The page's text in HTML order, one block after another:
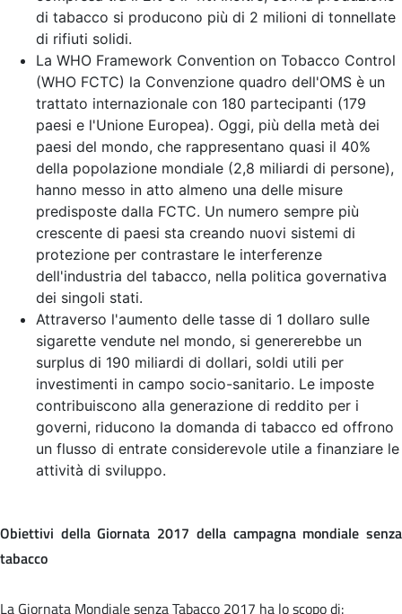
di tabacco si producono più di 2 milioni di tonnellate
di rifiuti solidi.
La WHO Framework Convention on Tobacco Control
(WHO FCTC) la Convenzione quadro dell'OMS è un
trattato internazionale con 180 partecipanti (179
paesi e l'Unione Europea). Oggi, più della metà dei
paesi del mondo, che rappresentano quasi il 40%
della popolazione mondiale (2,8 miliardi di persone),
hanno messo in atto almeno una delle misure
predisposte dalla FCTC. Un numero sempre più
crescente di paesi sta creando nuovi sistemi di
protezione per contrastare le interferenze
dell'industria del tabacco, nella politica governativa
dei singoli stati.
Attraverso l'aumento delle tasse di 1 dollaro sulle
sigarette vendute nel mondo, si genererebbe un
surplus di 190 miliardi di dollari, soldi utili per
investimenti in campo socio-sanitario. Le imposte
contribuiscono alla generazione di reddito per i
governi, riducono la domanda di tabacco ed offrono
un flusso di entrate considerevole utile a finanziare le
attività di sviluppo.
Obiettivi della Giornata 2017 della campagna mondiale senza
tabacco
La Giornata Mondiale senza Tabacco 2017 ha lo scopo di: